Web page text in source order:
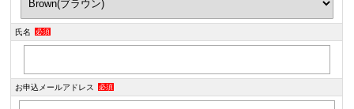
氏名 必須
お申込メールアドレス 必須